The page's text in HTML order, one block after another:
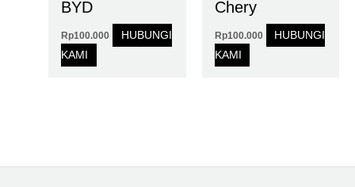
BYD
Rp100.000
HUBUNGI
KAMI
Chery
Rp100.000
HUBUNGI
KAMI